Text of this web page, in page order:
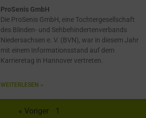
ProSenis GmbH
Die ProSenis GmbH, eine Tochtergesellschaft
des Blinden- und Sehbehindertenverbands
Niedersachsen e. V. (BVN), war in diesem Jahr
mit einem Informationsstand auf dem
Karrieretag in Hannover vertreten.
WEITERLESEN »
« Voriger 1